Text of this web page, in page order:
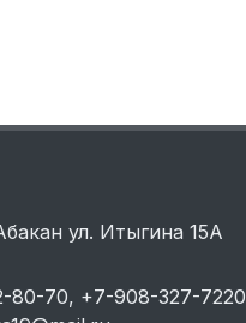
ул. Итыгина 15A
80-70, +7-908-327-7220